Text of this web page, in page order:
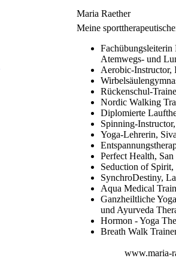
Maria Raether
Meine
Fachübungsleiterin
Atemwegs- und
Aerobic-
Rückenschul-
Nordic Walking
Diplomierte
Spinning-
Yoga-Lehrerin,
Perfect Health,
Seduction of
SynchroDestiny,
Aqua Medical
Ganzheiltliche
und Ayurveda
Hormon - Yoga
Breath Walk
www.maria-